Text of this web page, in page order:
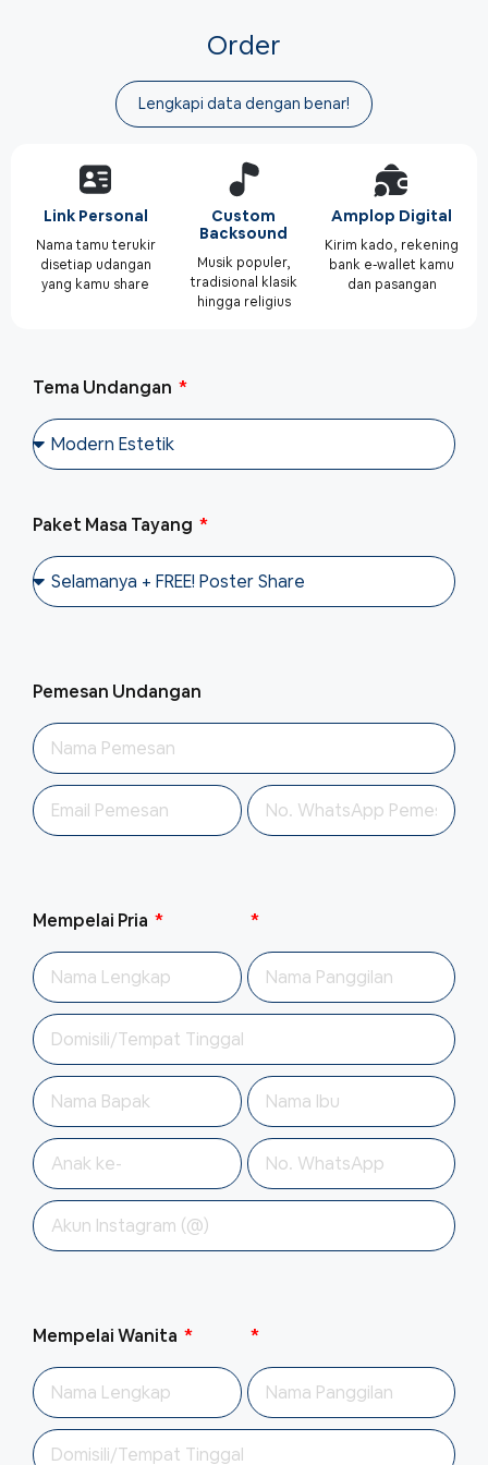
Order
Lengkapi data dengan benar!
Link Personal
Nama tamu terukir
disetiap udangan
yang kamu share
Custom
Backsound
Musik populer,
tradisional klasik
hingga religius
Amplop Digital
Kirim kado, rekening
bank e-wallet kamu
dan pasangan
Tema Undangan
Paket Masa Tayang
Pemesan Undangan
Mempelai Pria
Mempelai Wanita